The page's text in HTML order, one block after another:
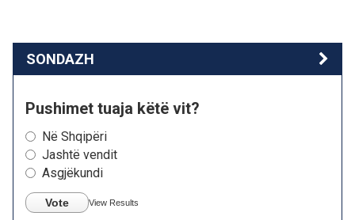
SONDAZH
Pushimet tuaja këtë vit?
Në Shqipëri
Jashtë vendit
Asgjëkundi
Vote View Results